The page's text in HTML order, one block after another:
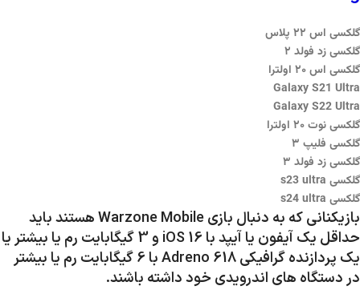
گلکسی اس ۲۲ پلاس
گلکسی زد فولد ۲
گلکسی اس ۲۰ اولترا
Galaxy S21 Ultra
Galaxy S22 Ultra
گلکسی نوت ۲۰ اولترا
گلکسی فلیپ ۳
گلکسی زد فولد ۳
گلکسی s23 ultra
گلکسی s24 ultra
بازیکنانی که به دنبال بازی Warzone Mobile هستند باید
حداقل یک آیفون یا آیپد با iOS 16 و 3 گیگابایت رم یا بیشتر یا
یک پردازنده گرافیکی Adreno 618 با 6 گیگابایت رم یا بیشتر
در دستگاه های اندرویدی خود داشته باشند.